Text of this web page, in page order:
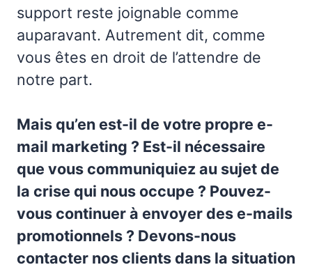
support reste joignable comme
auparavant. Autrement dit, comme
vous êtes en droit de l’attendre de
notre part.
Mais qu’en est-il de votre propre e-
mail marketing ? Est-il nécessaire
que vous communiquiez au sujet de
la crise qui nous occupe ? Pouvez-
vous continuer à envoyer des e-mails
promotionnels ? Devons-nous
contacter nos clients dans la situation